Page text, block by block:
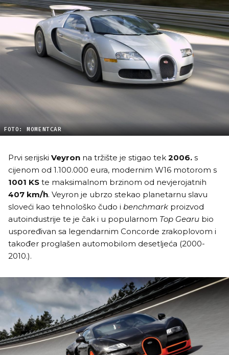
FOTO: MOMENTCAR
Prvi serijski Veyron na tržište je stigao tek 2006. s
cijenom od 1.100.000 eura, modernim W16 motorom s
1001 KS te maksimalnom brzinom od nevjerojatnih
407 km/h. Veyron je ubrzo stekao planetarnu slavu
sloveći kao tehnološko čudo i benchmark proizvod
autoindustrije te je čak i u popularnom Top Gearu bio
uspoređivan sa legendarnim Concorde zrakoplovom i
također proglašen automobilom desetljeća (2000-
2010.).